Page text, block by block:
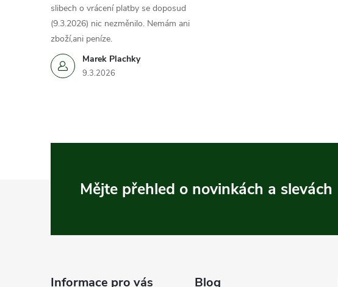
Marek Plachky
9.3.2026
slibech o vrácení platby se doposud
(9.3.2026) nic nezměnilo. Nemám ani
zboží,ani peníze.
Mějte přehled o novinkách a slevách
Informace pro vás Blog